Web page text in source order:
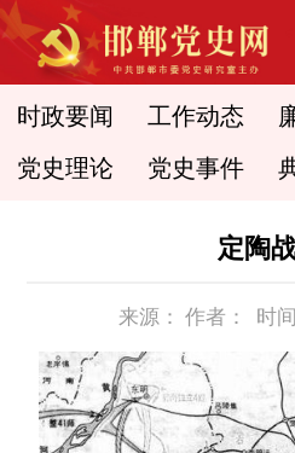
时政要闻 工作动态
党史理论 党史事件
定陶
来源： 作者： 时